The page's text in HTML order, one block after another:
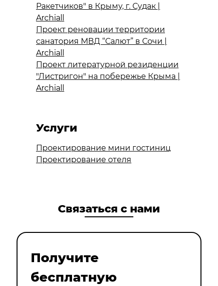
Услуги
Проектирование мини гостиниц
Проектирование отеля
Ракетчиков" в Крыму, г. Судак |
Archiall
Проект реновации территории
санатория МВД “Салют” в Сочи |
Archiall
Проект литературной резиденции
"Листригон" на побережье Крыма |
Archiall
Связаться с нами
Получите
бесплатную